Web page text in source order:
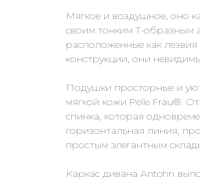
Мягкое и воздушное, оно
своим тонким Т-образным
расположенные как
конструкции, они
Подушки просторные и
мягкой кожи Pelle Frau®.
спинка, которая
горизонтальная линия,
простым элегантным
Каркас дивана Antohn